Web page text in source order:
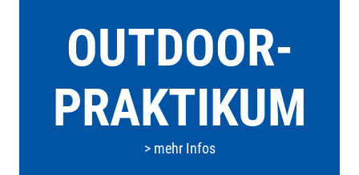
OUT­DOOR-
PRAK­TI­KUM
> mehr Infos